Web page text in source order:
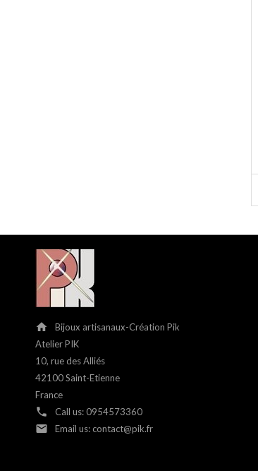
home
Bijoux artisanaux-Création Pik
Atelier PIK
10, rue des Alliés
42100 Saint-Etienne
France
phone Call us:0954573360
email Email us: contact@pik.fr